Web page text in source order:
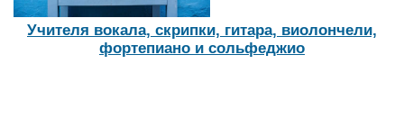
Учителя вокала, скрипки, гитара, виолончели,
фортепиано и сольфеджио